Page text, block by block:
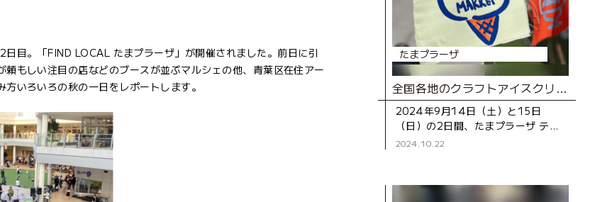
目。「FIND LOCAL たまプラーザ」が開催されました。前日に引
もしい注目の店などのブースが並ぶマルシェの他、青葉区在住アー
いろいろの秋の一日をレポートします。
たまプラーザ
全国各地のクラフトアイスクリームの名店が大集合！初イベント 「AOBA CRAFT ICE CREAM MARKET」レポート
2024年9月14日（土）と15日
（日）の2日間、たまプラーザ テラ
ス ノースプラザ（東急百貨店）3階
2024.10.22